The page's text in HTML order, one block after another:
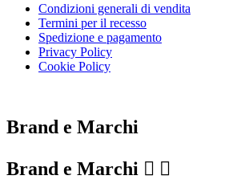
Condizioni generali di vendita
Termini per il recesso
Spedizione e pagamento
Privacy Policy
Cookie Policy
Brand e Marchi
Brand e Marchi  